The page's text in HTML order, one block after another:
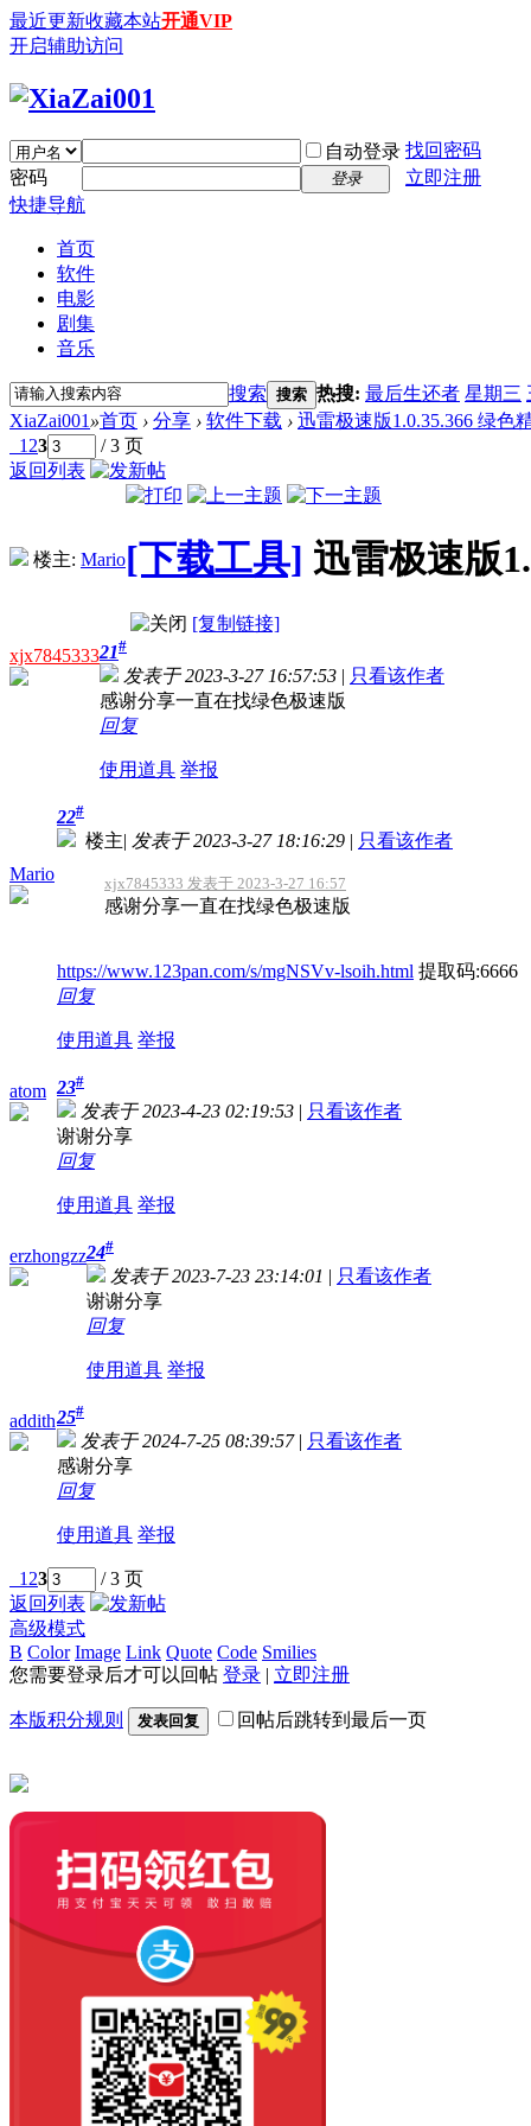
最近更新收藏本站开通VIP
开启辅助访问
自动登录 找回密码
密码
登录
立即注册
快捷导航
首页
软件
电影
剧集
音乐
搜索 搜索 热搜: 最后生还者 星期三
XiaZai001 »首页 › 分享 › 软件下载 › 迅雷极速版1.0.35.366 绿色
1 23
/ 3 页
返回列表
楼主: Mario[下载工具] 迅雷极速版
[复制链接]
xjx784533321#
发表于 2023-3-27 16:57:53 | 只看该作者
感谢分享一直在找绿色极速版
回复
使用道具 举报
Mario
22#
楼主| 发表于 2023-3-27 18:16:29 | 只看该作者
xjx7845333 发表于 2023-3-27 16:57
感谢分享一直在找绿色极速版
https://www.123pan.com/s/mgNSVv-lsoih.html 提取码:6666
回复
使用道具 举报
atom 23#
发表于 2023-4-23 02:19:53 | 只看该作者
谢谢分享
回复
使用道具 举报
erzhongzz24#
发表于 2023-7-23 23:14:01 | 只看该作者
谢谢分享
回复
使用道具 举报
addith25#
发表于 2024-7-25 08:39:57 | 只看该作者
感谢分享
回复
使用道具 举报
1 23
/ 3 页
返回列表
高级模式
B Color Image Link Quote Code Smilies
您需要登录后才可以回帖 登录 | 立即注册
本版积分规则 发表回复 回帖后跳转到最后一页